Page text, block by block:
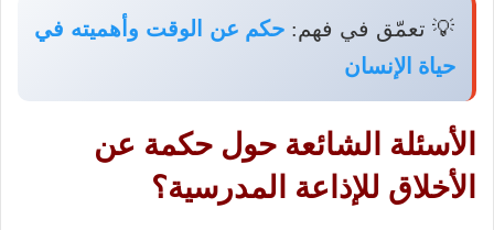
💡 تعمّق في فهم: حكم عن الوقت وأهميته في
حياة الإنسان
الأسئلة الشائعة حول حكمة عن
الأخلاق للإذاعة المدرسية؟